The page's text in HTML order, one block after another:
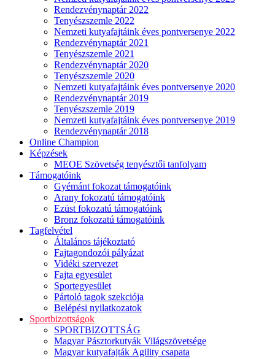
Rendezvénynaptár 2022
Tenyészszemle 2022
Nemzeti kutyafajtáink éves pontversenye 2022
Rendezvénynaptár 2021
Tenyészszemle 2021
Rendezvénynaptár 2020
Tenyészszemle 2020
Nemzeti kutyafajtáink éves pontversenye 2020
Rendezvénynaptár 2019
Tenyészszemle 2019
Nemzeti kutyafajtáink éves pontversenye 2019
Rendezvénynaptár 2018
Online Champion
Képzések
MEOE Szövetség tenyésztői tanfolyam
Támogatóink
Gyémánt fokozat támogatóink
Arany fokozatú támogatóink
Ezüst fokozatú támogatóink
Bronz fokozatú támogatóink
Tagfelvétel
Általános tájékoztató
Fajtagondozói pályázat
Vidéki szervezet
Fajta egyesület
Sportegyesület
Pártoló tagok szekciója
Belépési nyilatkozatok
Sportbizottságok
SPORTBIZOTTSÁG
Magyar Pásztorkutyák Világszövetsége
Magyar kutyafajták Agility csapata